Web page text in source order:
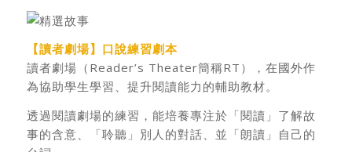
【讀者劇場】口說練習劇本
讀者劇場（Reader’s Theater簡稱RT），在國外作
為協助學生學習、提升閱讀能力的輔助教材。
透過閱讀劇場的練習，能培養專注於「閱讀」了解故
事的含意、「聆聽」別人的對話、並「朗讀」自己的